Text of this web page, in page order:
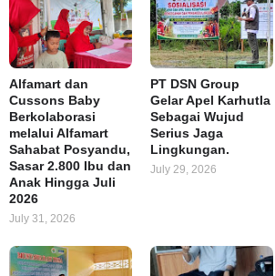
Alfamart dan
Cussons Baby
Berkolaborasi
melalui Alfamart
Sahabat Posyandu,
Sasar 2.800 Ibu dan
Anak Hingga Juli
2026
July 31, 2026
PT DSN Group
Gelar Apel Karhutla
Sebagai Wujud
Serius Jaga
Lingkungan.
July 29, 2026